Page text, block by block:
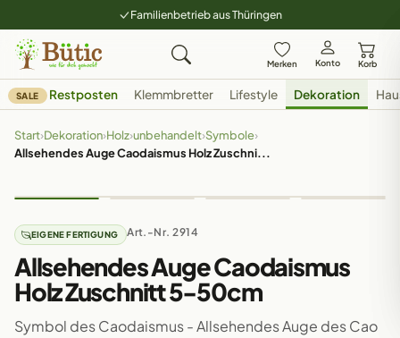
Familienbetrieb aus Thüringen
Merken Konto Korb
SALE Restposten Klemmbretter Lifestyle Dekoration
Start›Dekoration›Holz›unbehandelt›Symbole›
Allsehendes Auge Caodaismus Holz Zuschni...
EIGENE FERTIGUNG Art.-Nr. 2914
Allsehendes Auge Caodaismus
Holz Zuschnitt 5-50cm
Symbol des Caodaismus - Allsehendes Auge des Cao